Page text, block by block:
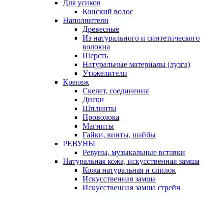
Для усиков
Конский волос
Наполнители
Древесные
Из натурального и синтетического
волокна
Шерсть
Натуральные материалы (лузга)
Утяжелители
Крепеж
Скелет, соединения
Диски
Шплинты
Проволока
Магниты
Гайки, винты, шайбы
РЕВУНЫ
Ревуны, музыкальные вставки
Натуральная кожа, искусственная замша
Кожа натуральная и спилок
Искусственная замша
Искусственная замша стрейч